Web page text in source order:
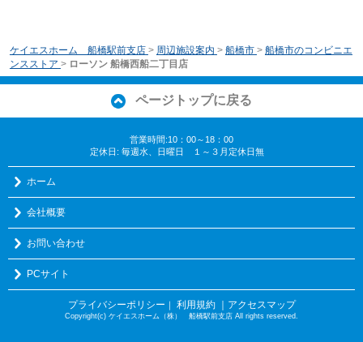
ケイエスホーム 船橋駅前支店 > 周辺施設案内 > 船橋市 > 船橋市のコンビニエ
ンスストア > ローソン 船橋西船二丁目店
ページトップに戻る
営業時間:10：00～18：00
定休日: 毎週水、日曜日 １～３月定休日無
ホーム
会社概要
お問い合わせ
PCサイト
プライバシーポリシー ｜ 利用規約 ｜アクセスマップ
Copyright(c) ケイエスホーム（株） 船橋駅前支店 All rights reserved.